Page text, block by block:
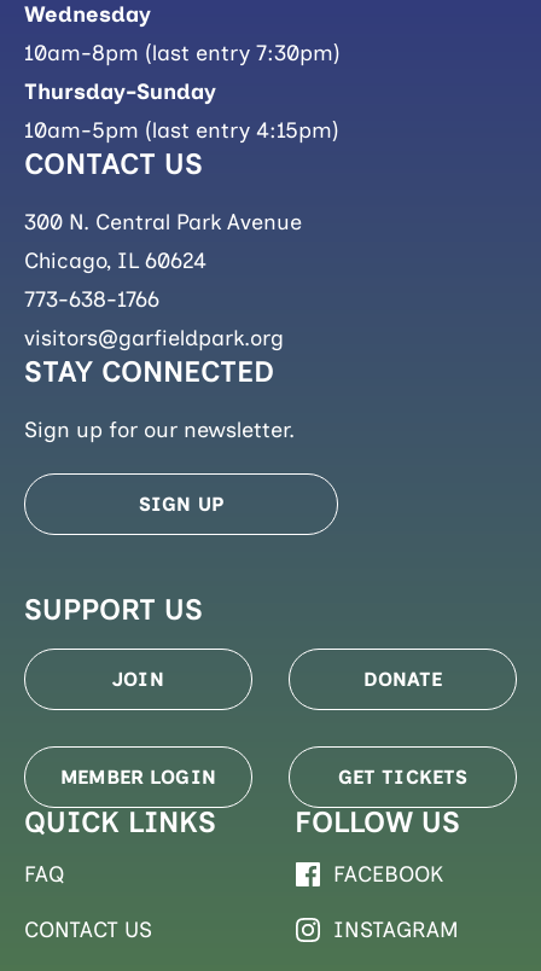
Wednesday
10am-8pm (last entry 7:30pm)
Thursday-Sunday
10am-5pm (last entry 4:15pm)
CONTACT US
300 N. Central Park Avenue
Chicago, IL 60624
773-638-1766
visitors@garfieldpark.org
STAY CONNECTED
Sign up for our newsletter.
SIGN UP
SUPPORT US
JOIN DONATE
MEMBER LOGIN GET TICKETS
QUICK LINKS
FAQ
CONTACT US
FOLLOW US
FACEBOOK
INSTAGRAM